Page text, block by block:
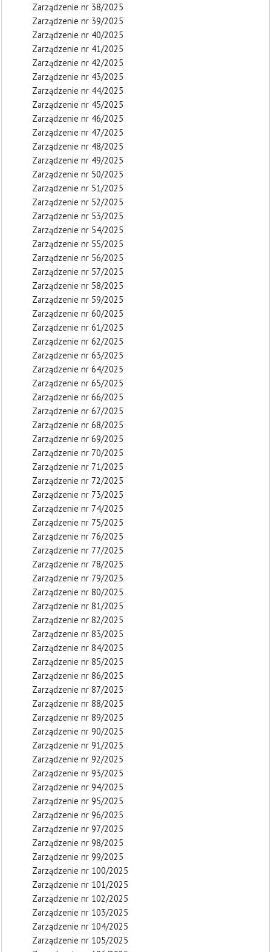
Zarządzenie nr 38/2025
Zarządzenie nr 39/2025
Zarządzenie nr 40/2025
Zarządzenie nr 41/2025
Zarządzenie nr 42/2025
Zarządzenie nr 43/2025
Zarządzenie nr 44/2025
Zarządzenie nr 45/2025
Zarządzenie nr 46/2025
Zarządzenie nr 47/2025
Zarządzenie nr 48/2025
Zarządzenie nr 49/2025
Zarządzenie nr 50/2025
Zarządzenie nr 51/2025
Zarządzenie nr 52/2025
Zarządzenie nr 53/2025
Zarządzenie nr 54/2025
Zarządzenie nr 55/2025
Zarządzenie nr 56/2025
Zarządzenie nr 57/2025
Zarządzenie nr 58/2025
Zarządzenie nr 59/2025
Zarządzenie nr 60/2025
Zarządzenie nr 61/2025
Zarządzenie nr 62/2025
Zarządzenie nr 63/2025
Zarządzenie nr 64/2025
Zarządzenie nr 65/2025
Zarządzenie nr 66/2025
Zarządzenie nr 67/2025
Zarządzenie nr 68/2025
Zarządzenie nr 69/2025
Zarządzenie nr 70/2025
Zarządzenie nr 71/2025
Zarządzenie nr 72/2025
Zarządzenie nr 73/2025
Zarządzenie nr 74/2025
Zarządzenie nr 75/2025
Zarządzenie nr 76/2025
Zarządzenie nr 77/2025
Zarządzenie nr 78/2025
Zarządzenie nr 79/2025
Zarządzenie nr 80/2025
Zarządzenie nr 81/2025
Zarządzenie nr 82/2025
Zarządzenie nr 83/2025
Zarządzenie nr 84/2025
Zarządzenie nr 85/2025
Zarządzenie nr 86/2025
Zarządzenie nr 87/2025
Zarządzenie nr 88/2025
Zarządzenie nr 89/2025
Zarządzenie nr 90/2025
Zarządzenie nr 91/2025
Zarządzenie nr 92/2025
Zarządzenie nr 93/2025
Zarządzenie nr 94/2025
Zarządzenie nr 95/2025
Zarządzenie nr 96/2025
Zarządzenie nr 97/2025
Zarządzenie nr 98/2025
Zarządzenie nr 99/2025
Zarządzenie nr 100/2025
Zarządzenie nr 101/2025
Zarządzenie nr 102/2025
Zarządzenie nr 103/2025
Zarządzenie nr 104/2025
Zarządzenie nr 105/2025